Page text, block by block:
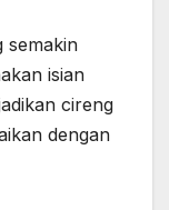
semakin
isian
cireng
dengan